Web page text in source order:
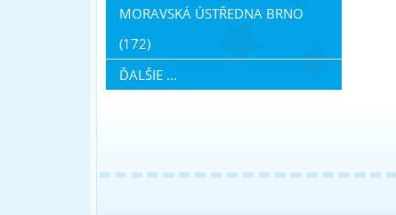
MORAVSKÁ ÚSTŘEDNA BRNO
(172)
ĎALŠIE ...